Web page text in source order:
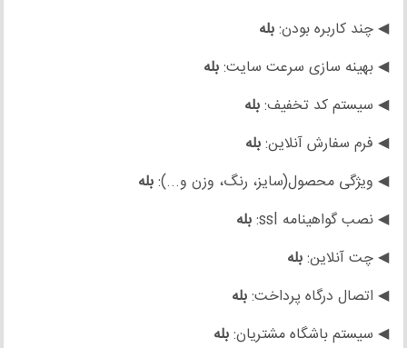
◀ چند کاربره بودن:بله
◀ بهینه سازی سرعت سایت:بله
◀ سیستم کد تخفیف:بله
◀ فرم سفارش آنلاین:بله
◀ ویژگی محصول(سایز، رنگ، وزن و...):بله
◀ نصب گواهینامه ssl:
بله
◀ چت آنلاین:بله
◀ اتصال درگاه پرداخت:بله
◀ سیستم باشگاه مشتریان:بله